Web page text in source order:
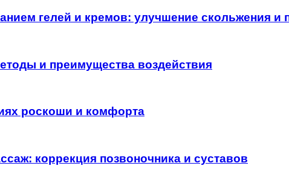
гелей и кремов: улучшение скольжения и
и преимущества воздействия
роскоши и комфорта
коррекция позвоночника и суставов